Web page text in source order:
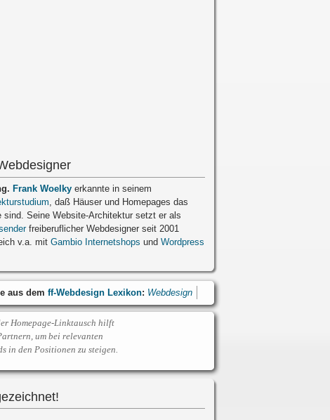
Frank Woelkyerkannte in seinem
, daß Häuser und Homepages das
sind. Seine Website-Architektur setzt er als
freiberuflicher Webdesigner seit 2001
v.a. mit Gambio Internetshops und Wordpress
aus dem ff-Webdesign Lexikon: Webdesign
Homepage-Linktausch hilft
um bei relevanten
in den Positionen zu steigen.